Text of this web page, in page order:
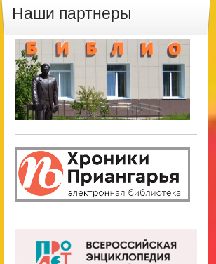
Наши партнеры